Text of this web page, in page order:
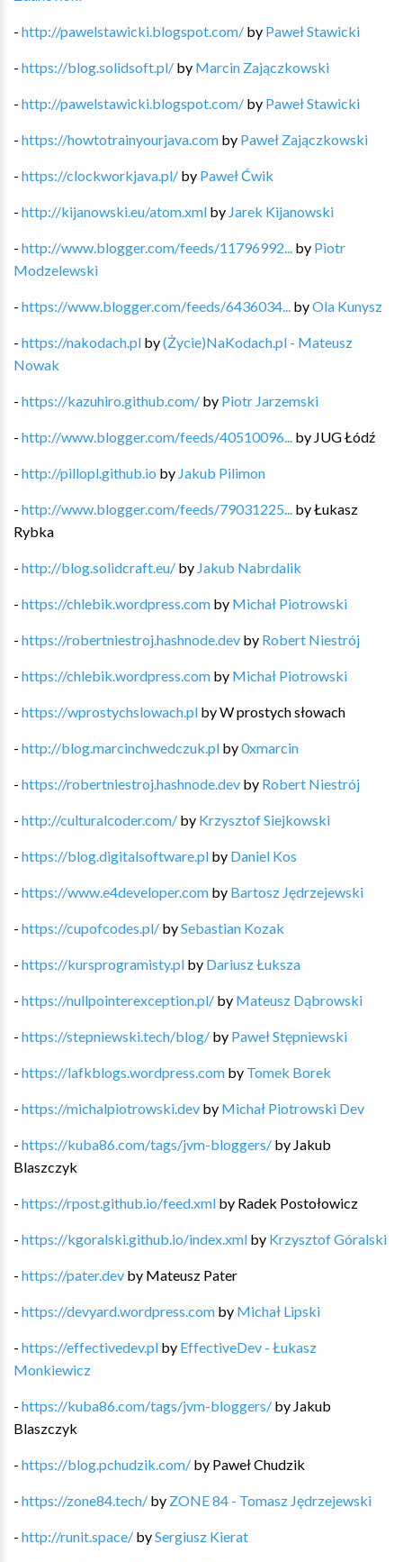
- http://pawelstawicki.blogspot.com/ by Paweł Stawicki
- https://blog.solidsoft.pl/ by Marcin Zajączkowski
- http://pawelstawicki.blogspot.com/ by Paweł Stawicki
- https://howtotrainyourjava.com by Paweł Zajączkowski
- https://clockworkjava.pl/ by Paweł Ćwik
- http://kijanowski.eu/atom.xml by Jarek Kijanowski
- http://www.blogger.com/feeds/11796992... by Piotr
Modzelewski
- https://www.blogger.com/feeds/6436034... byOla Kunysz
- https://nakodach.pl by(Życie)NaKodach.pl - Mateusz
Nowak
- https://kazuhiro.github.com/ by Piotr Jarzemski
- http://www.blogger.com/feeds/40510096... by JUG Łódź
- http://pillopl.github.io by Jakub Pilimon
- http://www.blogger.com/feeds/79031225... byŁukasz
Rybka
- http://blog.solidcraft.eu/ by Jakub Nabrdalik
- https://chlebik.wordpress.com by Michał Piotrowski
- https://robertniestroj.hashnode.dev by Robert Niestrój
- https://chlebik.wordpress.com by Michał Piotrowski
- https://wprostychslowach.pl byW prostych słowach
- http://blog.marcinchwedczuk.pl by0xmarcin
- https://robertniestroj.hashnode.dev by Robert Niestrój
- http://culturalcoder.com/ by Krzysztof Siejkowski
- https://blog.digitalsoftware.pl by Daniel Kos
- https://www.e4developer.com by Bartosz Jędrzejewski
- https://cupofcodes.pl/ bySebastian Kozak
- https://kursprogramisty.pl by Dariusz Łuksza
- https://nullpointerexception.pl/ by Mateusz Dąbrowski
- https://stepniewski.tech/blog/ by Paweł Stępniewski
- https://lafkblogs.wordpress.com by Tomek Borek
- https://michalpiotrowski.dev by Michał Piotrowski Dev
- https://kuba86.com/tags/jvm-bloggers/ by Jakub
Blaszczyk
- https://rpost.github.io/feed.xml by Radek Postołowicz
- https://kgoralski.github.io/index.xml by Krzysztof Góralski
- https://pater.dev by Mateusz Pater
- https://devyard.wordpress.com by Michał Lipski
- https://effectivedev.pl by EffectiveDev - Łukasz
Monkiewicz
- https://kuba86.com/tags/jvm-bloggers/ by Jakub
Blaszczyk
- https://blog.pchudzik.com/ by Paweł Chudzik
- https://zone84.tech/ by ZONE 84 - Tomasz Jędrzejewski
- http://runit.space/ bySergiusz Kierat